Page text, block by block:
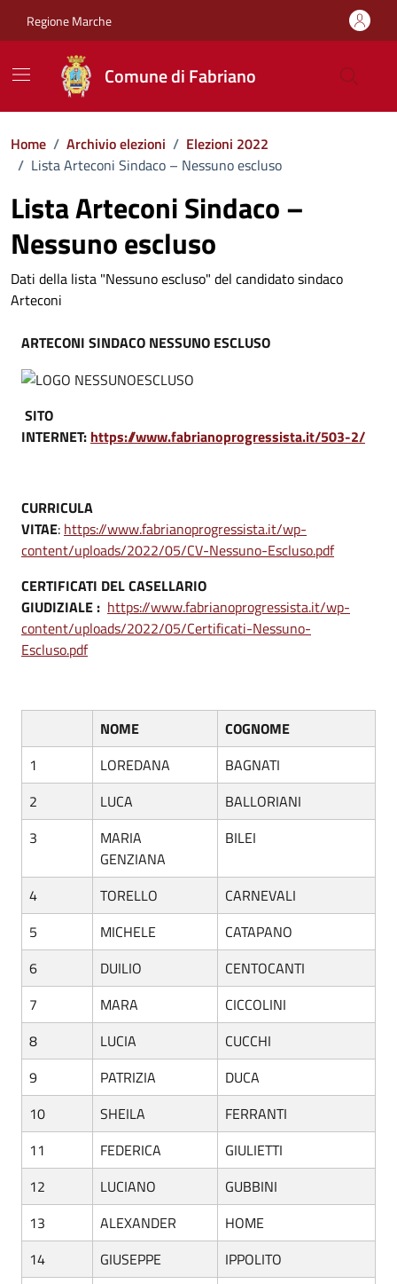
Regione Marche
Comune di Fabriano
Home / Archivio elezioni / Elezioni 2022
/ Lista Arteconi Sindaco – Nessuno escluso
Lista Arteconi Sindaco –
Nessuno escluso
Dati della lista "Nessuno escluso" del candidato sindaco
Arteconi
ARTECONI SINDACO NESSUNO ESCLUSO
SITO
INTERNET: https://www.fabrianoprogressista.it/503-2/
CURRICULA
VITAE: https://www.fabrianoprogressista.it/wp-
content/uploads/2022/05/CV-Nessuno-Escluso.pdf
CERTIFICATI DEL CASELLARIO
GIUDIZIALE : https://www.fabrianoprogressista.it/wp-
content/uploads/2022/05/Certificati-Nessuno-
Escluso.pdf
NOME
COGNOME
1
LOREDANA
BAGNATI
2
LUCA
BALLORIANI
3
MARIA
GENZIANA
BILEI
4 TORELLO
CARNEVALI
5
MICHELE
CATAPANO
6
DUILIO
CENTOCANTI
7
MARA
CICCOLINI
8
LUCIA
CUCCHI
9
PATRIZIA
DUCA
10
SHEILA
FERRANTI
11
FEDERICA
GIULIETTI
12
LUCIANO
GUBBINI
13
ALEXANDER
HOME
14
GIUSEPPE
IPPOLITO